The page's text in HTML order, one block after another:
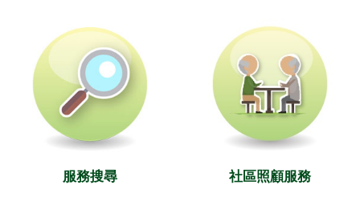
社署長者資訊網
服務搜尋 社區照顧服務